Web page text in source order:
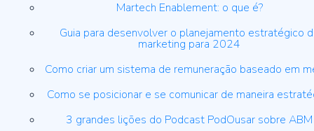
Martech Enablement: o que é?
Guia para desenvolver o planejamento estratégico
marketing para 2024
Como criar um sistema de remuneração baseado em
Como se posicionar e se comunicar de maneira
3 grandes lições do Podcast PodOusar sobre ABM